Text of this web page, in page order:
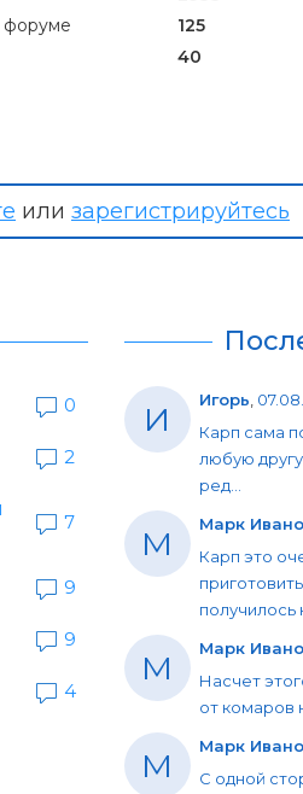
125
40
или зарегистрируйтесь
0
2
7
9
9
4
И Игорь,
Карп сама
любую
ред...
М Марк
Карп это
получилось
М Марк
Насчет
от комаров
М Марк
С одной